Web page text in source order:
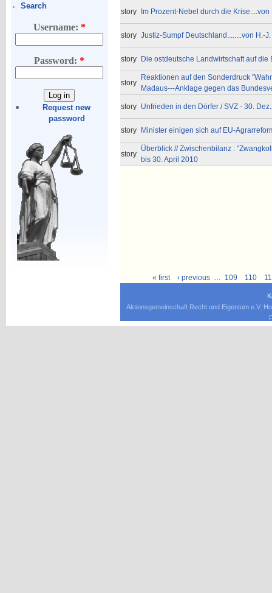
Search
Username: *
Password:*
Request new
password
story Im Prozent-Nebel durch die Krise....von
story Justiz-Sumpf Deutschland........von H.-
story Die ostdeutsche Landwirtschaft auf die
story
Reaktionen auf den Sonderdruck
Madaus---Anklage gegen das
story Unfrieden in den Dörfer / SVZ - 30.
story Minister einigen sich auf EU-
story
Überblick // Zwischenbilanz :
bis 30. April 2010
« first ‹ previous … 109 110
Aktionsgemeinschaft Recht und Eigentum e.V.